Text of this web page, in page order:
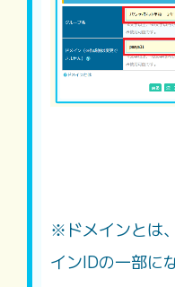
※ドメインとは
インIDの一部に